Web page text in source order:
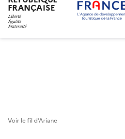
FRANÇAISE
Voir le fil d’Ariane